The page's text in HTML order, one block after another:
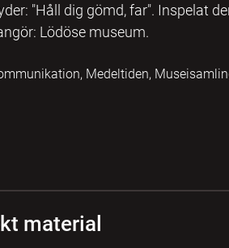
"Håll dig gömd, far". Inspelat
Lödöse museum.
Medeltiden,
material